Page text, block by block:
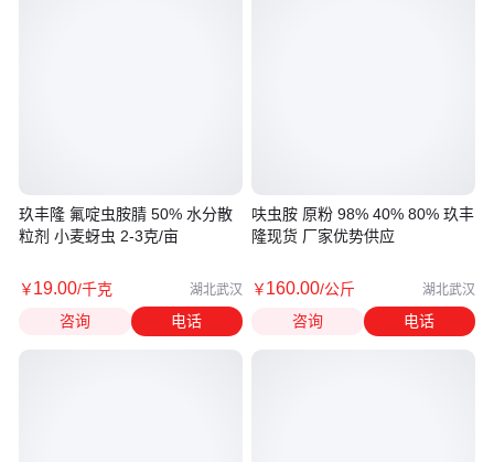
玖丰隆 氟啶虫胺腈 50% 水分散
粒剂 小麦蚜虫 2-3克/亩
￥19.00/千克 湖北武汉
咨询 电话
呋虫胺 原粉 98% 40% 80% 玖丰
隆现货 厂家优势供应
￥160.00/公斤 湖北武汉
咨询 电话